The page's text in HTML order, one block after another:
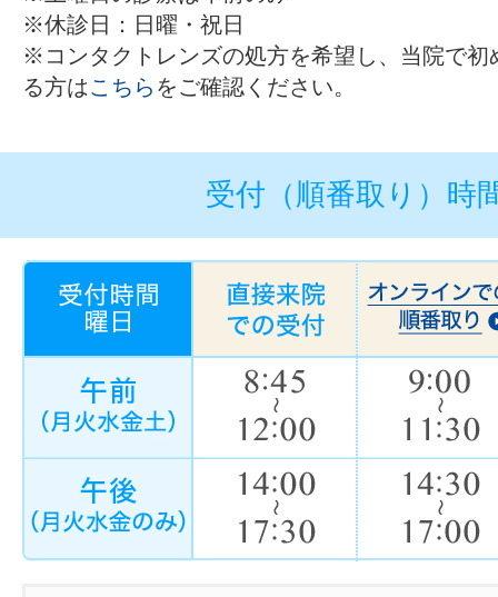
※休診日：日曜・祝日
※コンタクトレンズの処方を希望し、当院で初
る方はこちら をご確認ください。
受付（順番取り）時